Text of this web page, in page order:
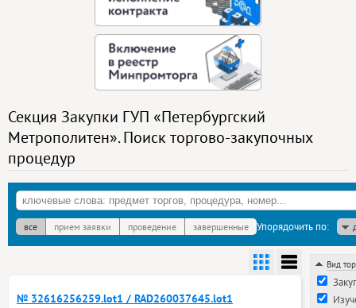
Секция Закупки ГУП «Петербургский
Метрополитен». Поиск торгово-закупочных
процедур
все прием заявки проведение завершенные Упорядочить по:
№ 32616256259.lot1 / RAD260037645.lot1
Вид